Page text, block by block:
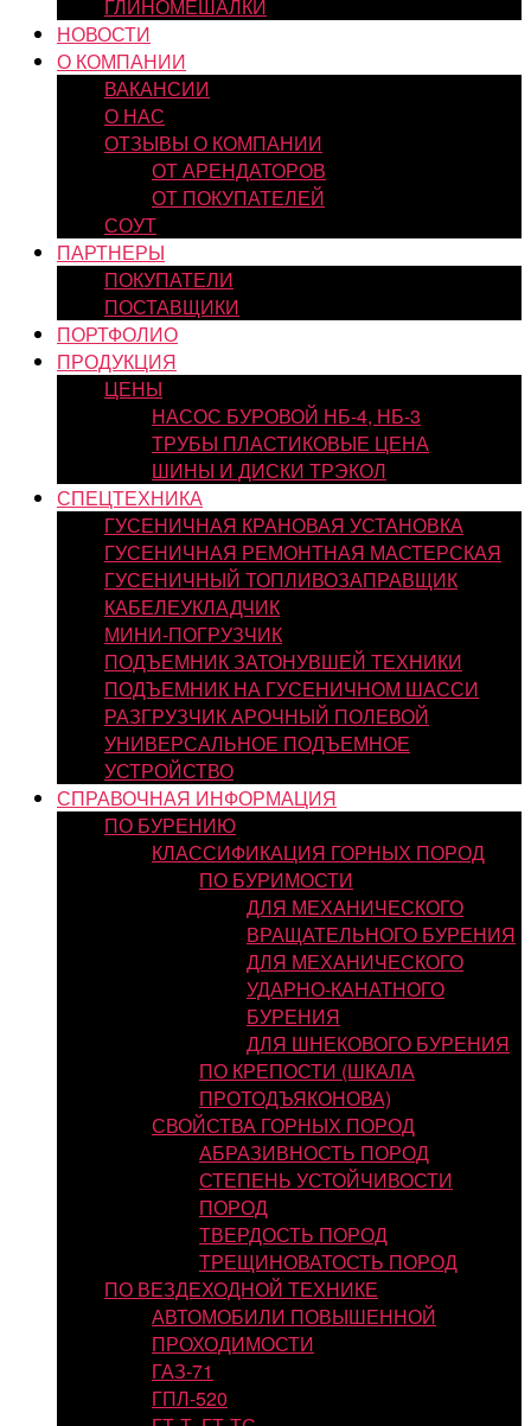
ГЛИНОМЕШАЛКИ
НОВОСТИ
О КОМПАНИИ
ВАКАНСИИ
О НАС
ОТЗЫВЫ О КОМПАНИИ
ОТ АРЕНДАТОРОВ
ОТ ПОКУПАТЕЛЕЙ
СОУТ
ПАРТНЕРЫ
ПОКУПАТЕЛИ
ПОСТАВЩИКИ
ПОРТФОЛИО
ПРОДУКЦИЯ
ЦЕНЫ
НАСОС БУРОВОЙ НБ-4, НБ-3
ТРУБЫ ПЛАСТИКОВЫЕ ЦЕНА
ШИНЫ И ДИСКИ ТРЭКОЛ
СПЕЦТЕХНИКА
ГУСЕНИЧНАЯ КРАНОВАЯ УСТАНОВКА
ГУСЕНИЧНАЯ РЕМОНТНАЯ МАСТЕРСКАЯ
ГУСЕНИЧНЫЙ ТОПЛИВОЗАПРАВЩИК
КАБЕЛЕУКЛАДЧИК
МИНИ-ПОГРУЗЧИК
ПОДЪЕМНИК ЗАТОНУВШЕЙ ТЕХНИКИ
ПОДЪЕМНИК НА ГУСЕНИЧНОМ ШАССИ
РАЗГРУЗЧИК АРОЧНЫЙ ПОЛЕВОЙ
УНИВЕРСАЛЬНОЕ ПОДЪЕМНОЕ
УСТРОЙСТВО
СПРАВОЧНАЯ ИНФОРМАЦИЯ
ПО БУРЕНИЮ
КЛАССИФИКАЦИЯ ГОРНЫХ ПОРОД
ПО БУРИМОСТИ
ДЛЯ МЕХАНИЧЕСКОГО
ВРАЩАТЕЛЬНОГО БУРЕНИЯ
ДЛЯ МЕХАНИЧЕСКОГО
УДАРНО-КАНАТНОГО
БУРЕНИЯ
ДЛЯ ШНЕКОВОГО БУРЕНИЯ
ПО КРЕПОСТИ (ШКАЛА
ПРОТОДЪЯКОНОВА)
СВОЙСТВА ГОРНЫХ ПОРОД
АБРАЗИВНОСТЬ ПОРОД
СТЕПЕНЬ УСТОЙЧИВОСТИ
ПОРОД
ТВЕРДОСТЬ ПОРОД
ТРЕЩИНОВАТОСТЬ ПОРОД
ПО ВЕЗДЕХОДНОЙ ТЕХНИКЕ
АВТОМОБИЛИ ПОВЫШЕННОЙ
ПРОХОДИМОСТИ
ГАЗ-71
ГПЛ-520